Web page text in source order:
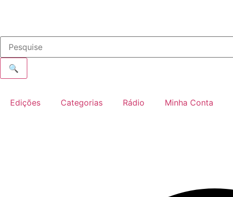
🔍
Edições Categorias Rádio Minha Conta